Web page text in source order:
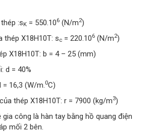
:s K = 550.106 (N/m2)
thép X18H10T: sc = 220.106 (N/m2)
X18H10T: b = 4 – 25 (mm)
d = 40%
16,3 (W/m. 0C)
thép X18H10T: r = 7900 (kg/m3)
công là hàn tay bằng hồ quang điện
mối 2 bên.